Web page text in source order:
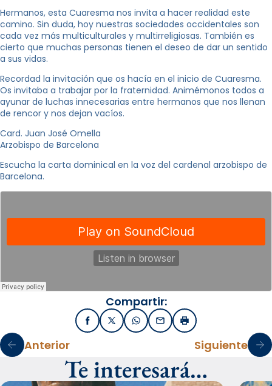
Hermanos, esta Cuaresma nos invita a hacer realidad este
camino. Sin duda, hoy nuestras sociedades occidentales son
cada vez más multiculturales y multirreligiosas. También es
cierto que muchas personas tienen el deseo de dar un sentido
a sus vidas.
Recordad la invitación que os hacía en el inicio de Cuaresma.
Os invitaba a trabajar por la fraternidad. Animémonos todos a
ayunar de luchas innecesarias entre hermanos que nos llenan
de rencor y nos dejan vacíos.
Card. Juan José Omella
Arzobispo de Barcelona
Escucha la carta dominical en la voz del cardenal arzobispo de
Barcelona.
Compartir:
FacebookX / TwitterWhatsApp
EmailImprimir
Anterior Siguiente
Te interesará…